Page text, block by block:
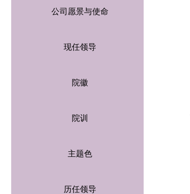
公司愿景与使命
现任领导
院徽
院训
主题色
历任领导